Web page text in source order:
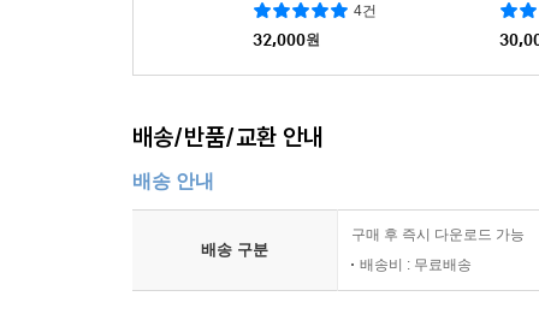
4건
32,000원
배송/반품/교환 안내
배송 안내
배송 구분
구매 후 즉시 다운로드 가능
배송비 : 무료배송